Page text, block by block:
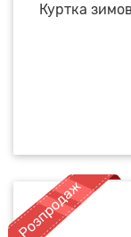
Куртка